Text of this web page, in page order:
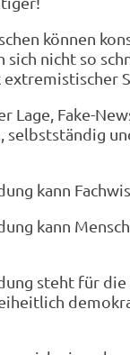
können
sich nicht so
extremistischer
Lage, Fake-
selbstständig
kann
kann
steht für